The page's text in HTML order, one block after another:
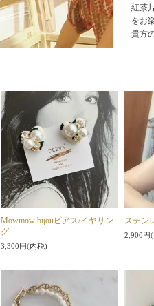
紅茶
をお
貴方
Mowmow bijouピアス/イヤリン
グ
3,300円(内税)
ステン
2,900円